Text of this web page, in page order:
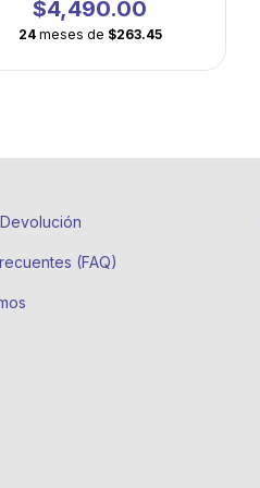
tenis moderno
$4,490.00
24 meses de $263.45
(FAQ)